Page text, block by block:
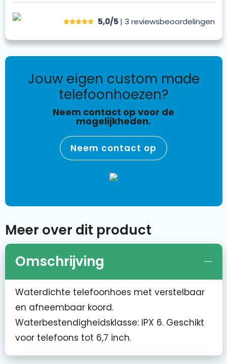
5,0/5 | 3 reviewsbeoordelingen
jouw eigen custom made
telefoonhoezen?
Neem contact op voor de
mogelijkheden.
Neem contact op
Meer over dit product
Omschrijving
Waterdichte telefoonhoes met verstelbaar
en afneembaar koord.
Waterbestendigheidsklasse: IPX 6. Geschikt
voor telefoons tot 6,7 inch.